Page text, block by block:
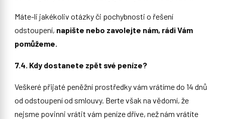
Máte-li jakékoliv otázky či pochybnosti o řešení
odstoupení, napište nebo zavolejte nám, rádi Vám
pomůžeme.
7.4. Kdy dostanete zpět své peníze?
Veškeré přijaté peněžní prostředky vám vrátíme do 14 dnů
od odstoupení od smlouvy. Berte však na vědomí, že
nejsme povinni vrátit vám peníze dříve, než nám vrátíte